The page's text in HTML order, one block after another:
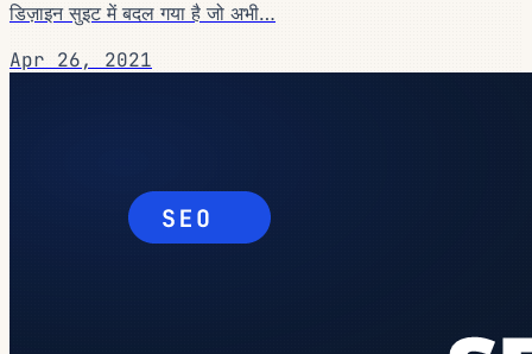
डिज़ाइन सुइट में बदल गया है जो अभी…
Apr 26, 2021